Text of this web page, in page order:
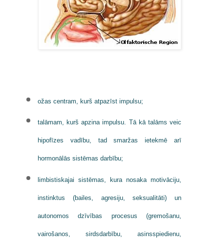
ožas centram, kurš atpazīst impulsu;
talāmam, kurš apzina impulsu. Tā kā talāms veic
hipofīzes vadību, tad smaržas ietekmē arī
hormonālās sistēmas darbību;
limbistiskajai sistēmas, kura nosaka motivāciju,
instinktus (bailes, agresiju, seksualitāti) un
autonomos dzīvības procesus (gremošanu,
vairošanos, sirdsdarbību, asinsspiedienu,